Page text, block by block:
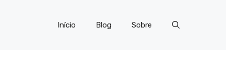
Início Blog Sobre